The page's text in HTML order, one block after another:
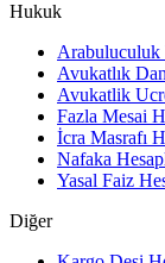
Hukuk
Arabuluculuk
Avukatlık
Avukatlik
Fazla Mesai
İcra Masrafı
Nafaka
Yasal Faiz
Diğer